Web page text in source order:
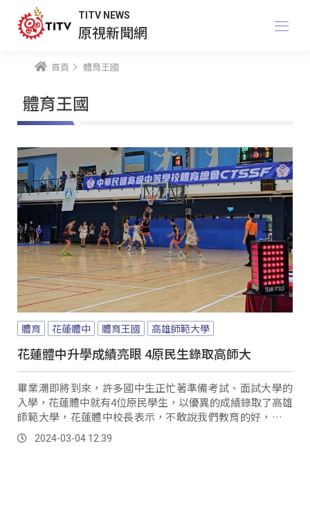
TITV NEWS
原視新聞網
首頁 體育王國
體育王國
體育 花蓮體中 體育王國 高雄師範大學
花蓮體中升學成績亮眼 4原民生錄取高師大
畢業潮即將到來，許多國中生正忙著準備考試、面試大學的
入學，花蓮體中就有4位原民學生，以優異的成績錄取了高雄
師範大學，花蓮體中校長表示，不敢說我們教育的好，但至
少每個孩子們都很努力，完成父母的心願，這是花體最大的
安慰。2024-03-04 12:39